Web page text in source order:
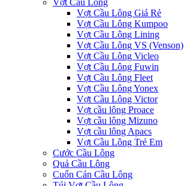
Vợt Cầu Lông
Vợt Cầu Lông Giá Rẻ
Vợt Cầu Lông Kumpoo
Vợt Cầu Lông Lining
Vợt Cầu Lông VS (Venson)
Vợt Cầu Lông Vicleo
Vợt Cầu Lông Fuwin
Vợt Cầu Lông Fleet
Vợt Cầu Lông Yonex
Vợt Cầu Lông Victor
Vợt cầu lông Proace
Vợt cầu lông Mizuno
Vợt cầu lông Apacs
Vợt Cầu Lông Trẻ Em
Cước Cầu Lông
Quả Cầu Lông
Cuốn Cán Cầu Lông